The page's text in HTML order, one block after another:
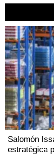
Salomón
estratégica